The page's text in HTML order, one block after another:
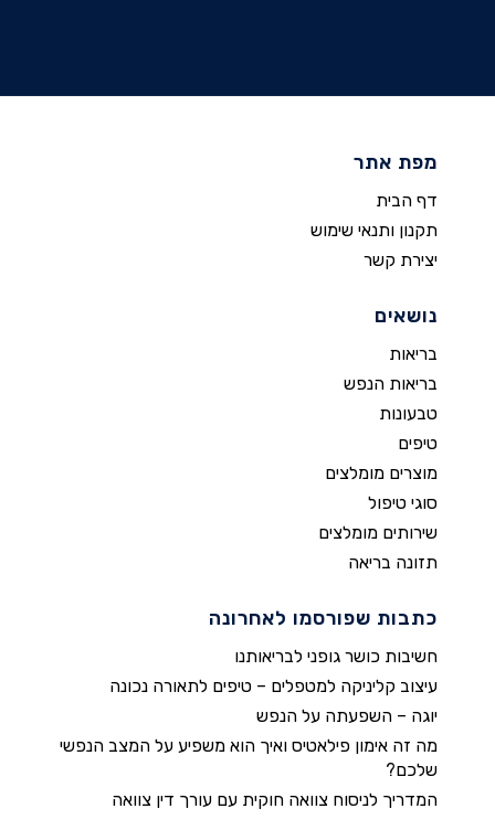
מפת אתר
דף הבית
תקנון ותנאי שימוש
יצירת קשר
נושאים
בריאות
בריאות הנפש
טבעונות
טיפים
מוצרים מומלצים
סוגי טיפול
שירותים מומלצים
תזונה בריאה
כתבות שפורסמו לאחרונה
חשיבות כושר גופני לבריאותנו
עיצוב קליניקה למטפלים – טיפים לתאורה נכונה
יוגה – השפעתה על הנפש
מה זה אימון פילאטיס ואיך הוא משפיע על המצב הנפשי
שלכם?
המדריך לניסוח צוואה חוקית עם עורך דין צוואה